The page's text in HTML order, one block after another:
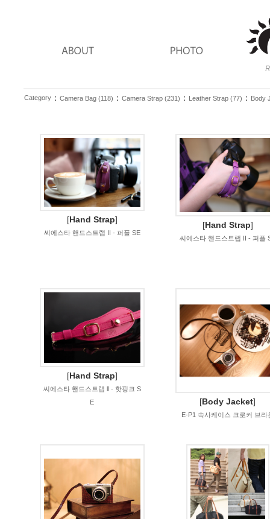
Category ： Camera Bag (118) ： Camera Strap (231) ： Leather Strap (77) ： Body
[Hand Strap]
씨에스타 핸드스트랩 II - 퍼플 SE
[Hand Strap]
씨에스타 핸드스트랩 II - 퍼플
[Hand Strap]
씨에스타 핸드스트랩 ll - 핫핑크 S
E
[Body Jacket]
E-P1 속사케이스 크로커 브라